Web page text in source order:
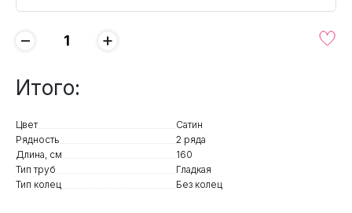
− +
Итого:
Цвет
Сатин
Рядность
2 ряда
Длина, см
160
Тип труб
Гладкая
Тип колец
Без колец